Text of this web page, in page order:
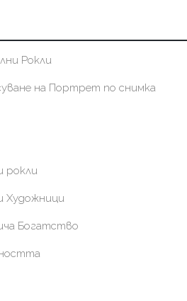
Рокли
на Портрет по снимка
рокли
Художници
Богатство